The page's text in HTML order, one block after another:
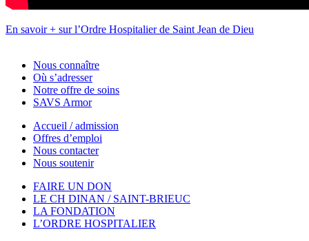
En savoir + sur l’Ordre Hospitalier de Saint Jean de Dieu
Nous connaître
Où s’adresser
Notre offre de soins
SAVS Armor
Accueil / admission
Offres d’emploi
Nous contacter
Nous soutenir
FAIRE UN DON
LE CH DINAN / SAINT-BRIEUC
LA FONDATION
L’ORDRE HOSPITALIER